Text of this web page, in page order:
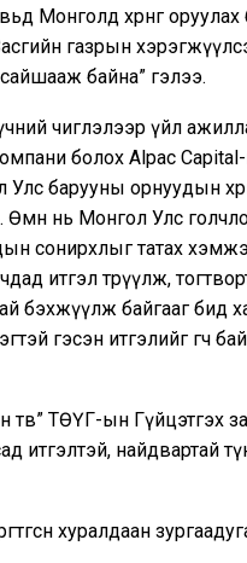
Монголд хөрөнгө
газрын
сайшааж байна” гэлээ.
чиглэлээр үйл
болох Alpac
барууны орнуудын
Өмнө нь Монгол Улс
сонирхлыг татах
итгэл төрүүлж,
бэхжүүлж байгааг бид
гэсэн итгэлийг өгч
төв” ТӨҮГ-ын Гүйцэтгэх
итгэлтэй, найдвартай
хуралдаан